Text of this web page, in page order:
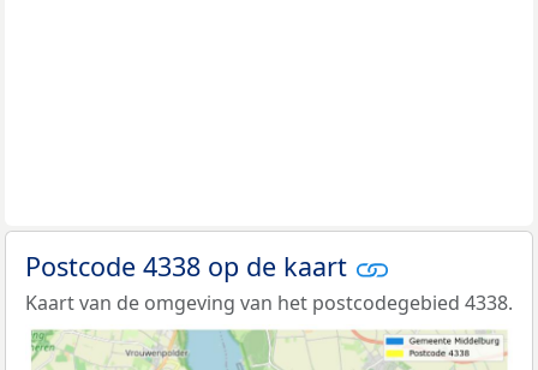
Postcode 4338 op de kaart
Kaart van de omgeving van het postcodegebied 4338.